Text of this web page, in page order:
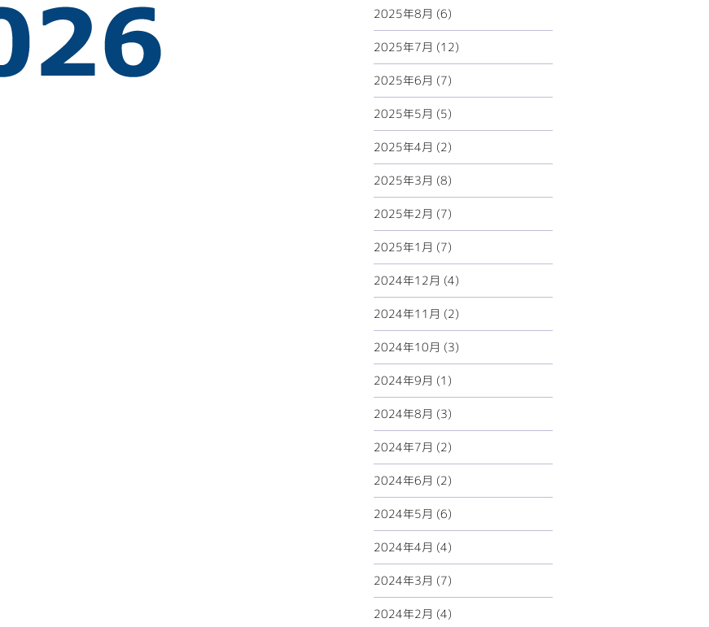
2025年8月 (6)
2025年7月 (12)
2025年6月 (7)
2025年5月 (5)
2025年4月 (2)
2025年3月 (8)
2025年2月 (7)
2025年1月 (7)
2024年12月 (4)
2024年11月 (2)
2024年10月 (3)
2024年9月 (1)
2024年8月 (3)
2024年7月 (2)
2024年6月 (2)
2024年5月 (6)
2024年4月 (4)
2024年3月 (7)
2024年2月 (4)